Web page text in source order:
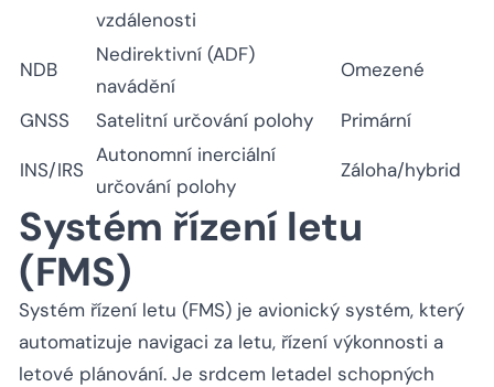
vzdálenosti
NDB
Nedirektivní (ADF)
navádění
Omezené
GNSS Satelitní určování polohy Primární
INS/IRS
Autonomní inerciální
určování polohy
Záloha/hybrid
Systém řízení letu
(FMS)
Systém řízení letu (FMS) je avionický systém, který
automatizuje navigaci za letu, řízení výkonnosti a
letové plánování. Je srdcem letadel schopných